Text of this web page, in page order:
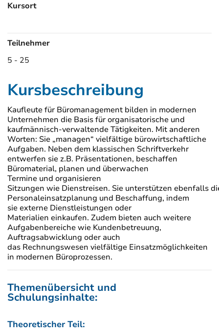
Kursort
Teilnehmer
5 - 25
Kursbeschreibung
Kaufleute für Büromanagement bilden in modernen
Unternehmen die Basis für organisatorische und
kaufmännisch-verwaltende Tätigkeiten. Mit anderen
Worten: Sie „managen“ vielfältige bürowirtschaftliche
Aufgaben. Neben dem klassischen Schriftverkehr
entwerfen sie z.B. Präsentationen, beschaffen
Büromaterial, planen und überwachen
Termine und organisieren
Sitzungen wie Dienstreisen. Sie unterstützen ebenfalls
Personaleinsatzplanung und Beschaffung, indem
sie externe Dienstleistungen oder
Materialien einkaufen. Zudem bieten auch weitere
Aufgabenbereiche wie Kundenbetreuung,
Auftragsabwicklung oder auch
das Rechnungswesen vielfältige Einsatzmöglichkeiten
in modernen Büroprozessen.
Themenübersicht und
Schulungsinhalte:
Theoretischer Teil: